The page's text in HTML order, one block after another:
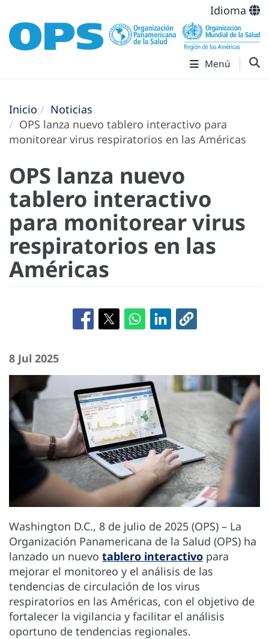
Idioma
Menú
Inicio
Noticias
OPS lanza nuevo tablero interactivo para
monitorear virus respiratorios en las Américas
OPS lanza nuevo
tablero interactivo
para monitorear virus
respiratorios en las
Américas
8 Jul 2025
Washington D.C., 8 de julio de 2025 (OPS) – La
Organización Panamericana de la Salud (OPS) ha
lanzado un nuevo tablero interactivo para
mejorar el monitoreo y el análisis de las
tendencias de circulación de los virus
respiratorios en las Américas, con el objetivo de
fortalecer la vigilancia y facilitar el análisis
oportuno de tendencias regionales.